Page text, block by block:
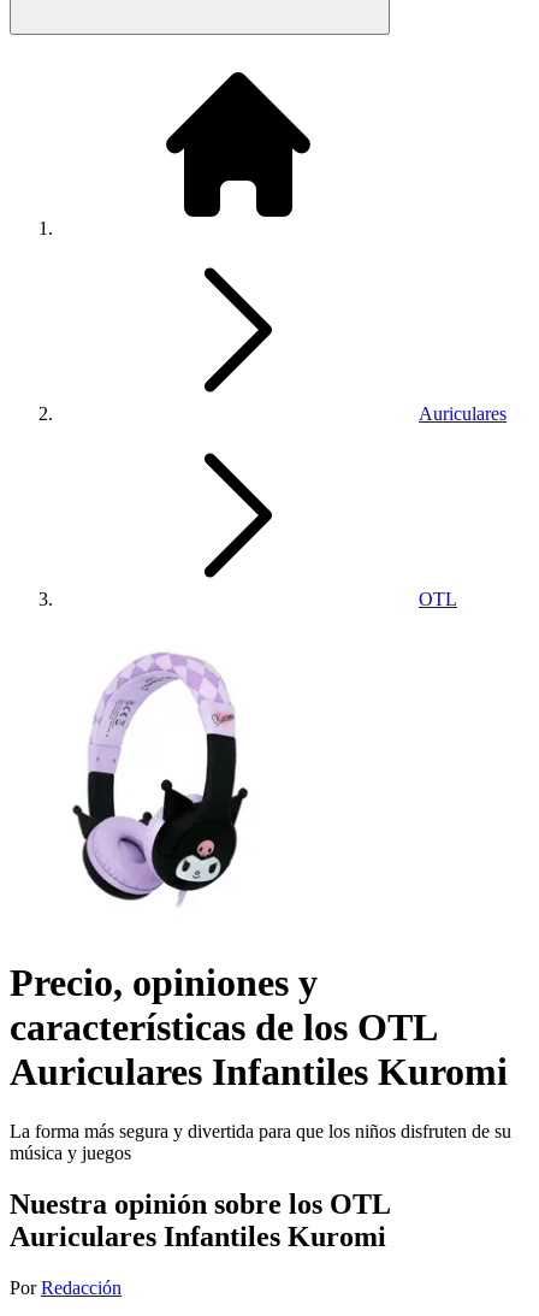
Auriculares
OTL
Precio, opiniones y
características de los OTL
Auriculares Infantiles Kuromi
La forma más segura y divertida para que los niños disfruten de su
música y juegos
Nuestra opinión sobre los OTL
Auriculares Infantiles Kuromi
Por Redacción